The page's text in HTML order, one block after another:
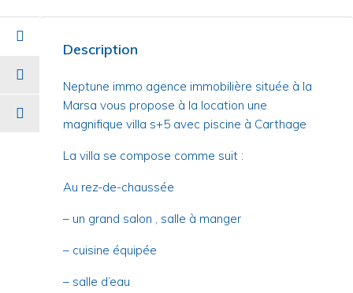
Description
Neptune immo agence immobilière située à la
Marsa vous propose à la location une
magnifique villa s+5 avec piscine à Carthage
La villa se compose comme suit :
Au rez-de-chaussée
– un grand salon , salle à manger
– cuisine équipée
– salle d’eau